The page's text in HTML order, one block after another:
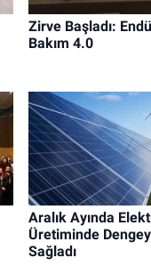
Zirve Başladı:
Bakım 4.0
Aralık Ayında
Üretiminde
Sağladı